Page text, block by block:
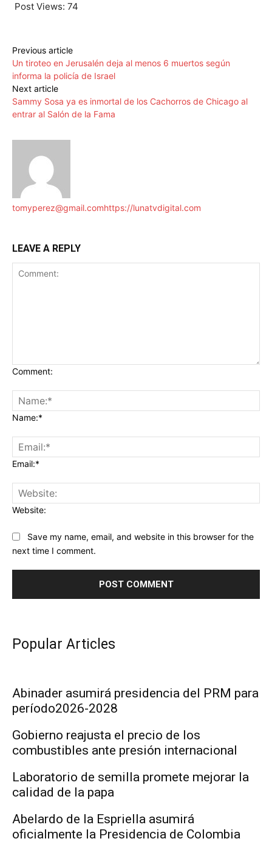
Post Views: 74
Previous article
Un tiroteo en Jerusalén deja al menos 6 muertos según
informa la policía de Israel
Next article
Sammy Sosa ya es inmortal de los Cachorros de Chicago al
entrar al Salón de la Fama
tomyperez@gmail.comhttps://lunatvdigital.com
LEAVE A REPLY
Comment:
Name:*
Email:*
Website:
Save my name, email, and website in this browser for the
next time I comment.
Popular Articles
Abinader asumirá presidencia del PRM para
período2026-2028
Gobierno reajusta el precio de los
combustibles ante presión internacional
Laboratorio de semilla promete mejorar la
calidad de la papa
Abelardo de la Espriella asumirá
oficialmente la Presidencia de Colombia